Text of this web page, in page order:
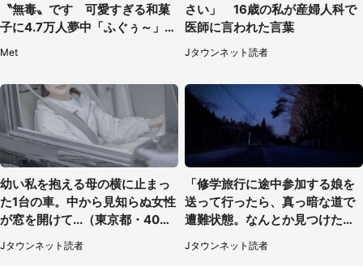
〝無毒〟です 可愛すぎる和菓
子に4.7万人夢中「ふぐぅ～」
Met
さい」 16歳の私が産婦人科で
医師に言われた言葉
Jタウンネット読者
幼い私を抱える母の横に止まっ
た1台の車。中から見知らぬ女性
が窓を開けて...（東京都・40代
Jタウンネット読者
「修学旅行に途中参加する娘を
送って行ったら、真っ暗な道で
遭難状態。なんとか見つけた民
家に助けを求めると、住人の男
性が...」
Jタウンネット読者